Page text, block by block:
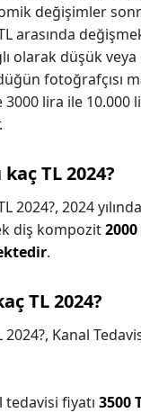
değişimler
arasında
olarak düşük
fotoğrafçısı
3000 lira ile 10.000
TL 2024?
2024?, 2024
diş kompozit
.
TL 2024?
Kanal
fiyatı 3500